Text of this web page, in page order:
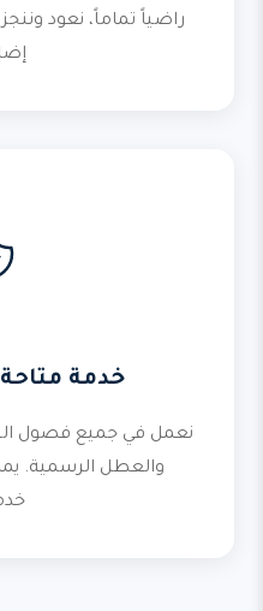
راضياً تماماً، نعود
خدمة
نعمل في جميع فصول
والعطل الرسمية.